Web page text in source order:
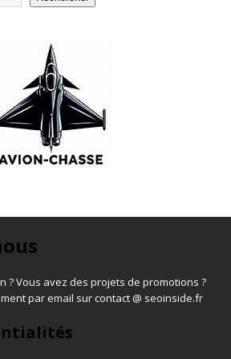
? Vous avez des projets de promotions ?
par email sur contact @ seoinside.fr